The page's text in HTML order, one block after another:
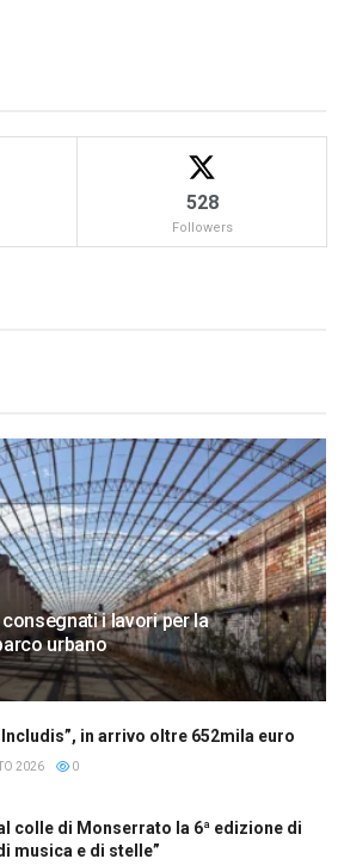
528
Followers
consegnati i lavori per la
urbano
in arrivo oltre 652mila euro
2026 0
colle di Monserrato la 6ª edizione di
musica e di stelle”